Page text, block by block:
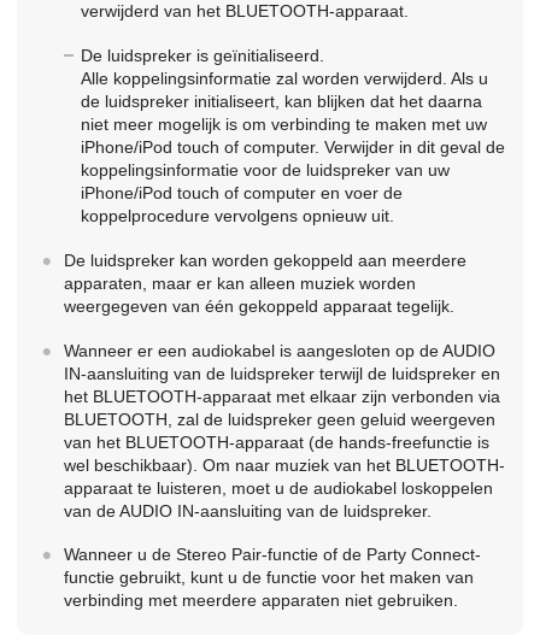
verwijderd van het BLUETOOTH-apparaat.
De luidspreker is geïnitialiseerd.
Alle koppelingsinformatie zal worden verwijderd. Als u
de luidspreker initialiseert, kan blijken dat het daarna
niet meer mogelijk is om verbinding te maken met uw
iPhone/iPod touch of computer. Verwijder in dit geval de
koppelingsinformatie voor de luidspreker van uw
iPhone/iPod touch of computer en voer de
koppelprocedure vervolgens opnieuw uit.
De luidspreker kan worden gekoppeld aan meerdere
apparaten, maar er kan alleen muziek worden
weergegeven van één gekoppeld apparaat tegelijk.
Wanneer er een audiokabel is aangesloten op de AUDIO
IN-aansluiting van de luidspreker terwijl de luidspreker en
het BLUETOOTH-apparaat met elkaar zijn verbonden via
BLUETOOTH, zal de luidspreker geen geluid weergeven
van het BLUETOOTH-apparaat (de hands-freefunctie is
wel beschikbaar). Om naar muziek van het BLUETOOTH-
apparaat te luisteren, moet u de audiokabel loskoppelen
van de AUDIO IN-aansluiting van de luidspreker.
Wanneer u de Stereo Pair-functie of de Party Connect-
functie gebruikt, kunt u de functie voor het maken van
verbinding met meerdere apparaten niet gebruiken.